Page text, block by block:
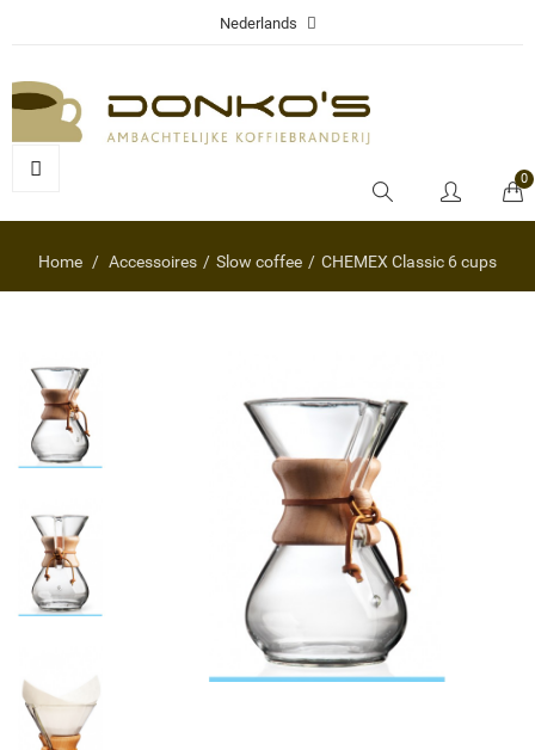
Nederlands
0
Home Accessoires Slow coffee CHEMEX Classic 6 cups